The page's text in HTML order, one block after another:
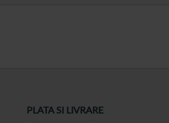
PLATA SI LIVRARE